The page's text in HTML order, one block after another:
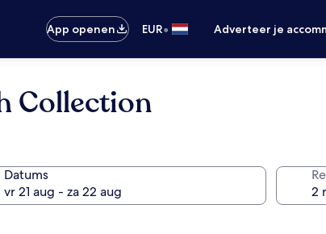
App openen
EUR• Adverteer je
Collection
Datums